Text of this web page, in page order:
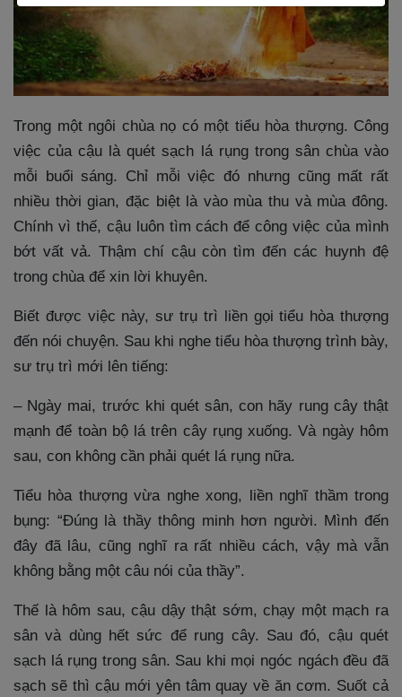
Trong một ngôi chùa nọ có một tiểu hòa thượng. Công
việc của cậu là quét sạch lá rụng trong sân chùa vào
mỗi buổi sáng. Chỉ mỗi việc đó nhưng cũng mất rất
nhiều thời gian, đặc biệt là vào mùa thu và mùa đông.
Chính vì thế, cậu luôn tìm cách để công việc của mình
bớt vất vả. Thậm chí cậu còn tìm đến các huynh đệ
trong chùa để xin lời khuyên.
Biết được việc này, sư trụ trì liền gọi tiểu hòa thượng
đến nói chuyện. Sau khi nghe tiểu hòa thượng trình bày,
sư trụ trì mới lên tiếng:
– Ngày mai, trước khi quét sân, con hãy rung cây thật
mạnh để toàn bộ lá trên cây rụng xuống. Và ngày hôm
sau, con không cần phải quét lá rụng nữa.
Tiểu hòa thượng vừa nghe xong, liền nghĩ thầm trong
bụng: “Đúng là thầy thông minh hơn người. Mình đến
đây đã lâu, cũng nghĩ ra rất nhiều cách, vậy mà vẫn
không bằng một câu nói của thầy”.
Thế là hôm sau, cậu dậy thật sớm, chạy một mạch ra
sân và dùng hết sức để rung cây. Sau đó, cậu quét
sạch lá rụng trong sân. Sau khi mọi ngóc ngách đều đã
sạch sẽ thì cậu mới yên tâm quay về ăn cơm. Suốt cả